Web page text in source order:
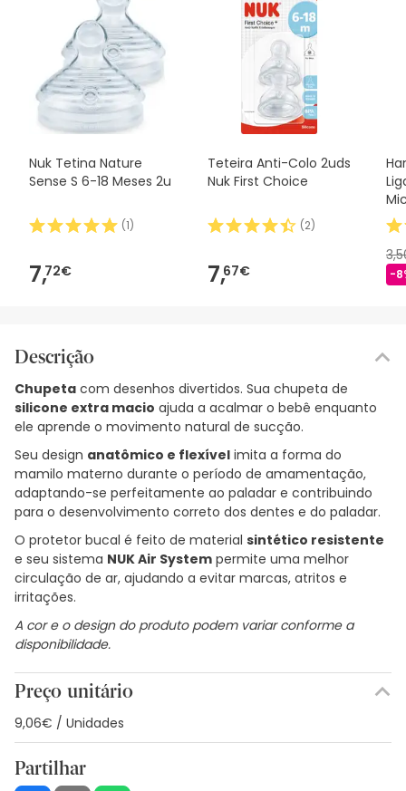
Nuk Tetina Nature
Sense S 6-18 Meses 2u
(1)
7,72€
Teteira Anti-Colo 2uds
Nuk First Choice
(2)
7,67€ -
Descrição
Chupeta com desenhos divertidos. Sua chupeta de
silicone extra macio ajuda a acalmar o bebê enquanto
ele aprende o movimento natural de sucção.
Seu design anatômico e flexível imita a forma do
mamilo materno durante o período de amamentação,
adaptando-se perfeitamente ao paladar e contribuindo
para o desenvolvimento correto dos dentes e do paladar.
O protetor bucal é feito de material sintético resistente
e seu sistema NUK Air System permite uma melhor
circulação de ar, ajudando a evitar marcas, atritos e
irritações.
A cor e o design do produto podem variar conforme a
disponibilidade.
Preço unitário
9,06€ / Unidades
Partilhar